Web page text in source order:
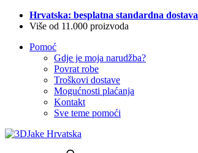
Hrvatska: besplatna standardna dostava
Više od 11.000 proizvoda
Pomoć
Gdje je moja narudžba?
Povrat robe
Troškovi dostave
Mogućnosti plaćanja
Kontakt
Sve teme pomoći